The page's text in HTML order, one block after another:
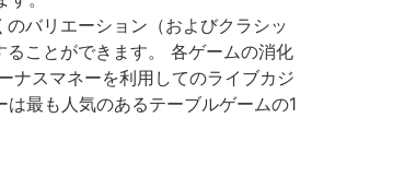
バリエーション（およびクラシッ
ことができます。 各ゲームの消化
ナスマネーを利用してのライブカジ
最も人気のあるテーブルゲームの1